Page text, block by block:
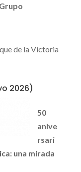
de la Victoria
2026)
50
anive
rsari
una mirada